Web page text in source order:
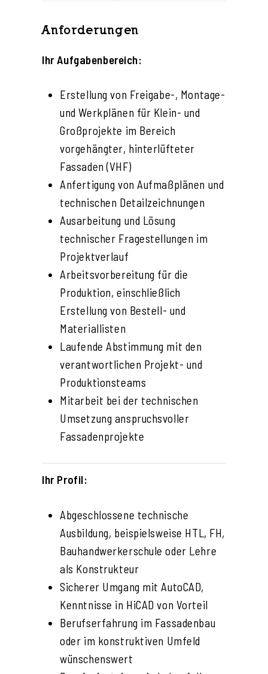
Anforderungen
Ihr Aufgabenbereich:
Erstellung von Freigabe-, Montage-
und Werkplänen für Klein- und
Großprojekte im Bereich
vorgehängter, hinterlüfteter
Fassaden (VHF)
Anfertigung von Aufmaßplänen und
technischen Detailzeichnungen
Ausarbeitung und Lösung
technischer Fragestellungen im
Projektverlauf
Arbeitsvorbereitung für die
Produktion, einschließlich
Erstellung von Bestell- und
Materiallisten
Laufende Abstimmung mit den
verantwortlichen Projekt- und
Produktionsteams
Mitarbeit bei der technischen
Umsetzung anspruchsvoller
Fassadenprojekte
Ihr Profil:
Abgeschlossene technische
Ausbildung, beispielsweise HTL, FH,
Bauhandwerkerschule oder Lehre
als Konstrukteur
Sicherer Umgang mit AutoCAD,
Kenntnisse in HiCAD von Vorteil
Berufserfahrung im Fassadenbau
oder im konstruktiven Umfeld
wünschenswert